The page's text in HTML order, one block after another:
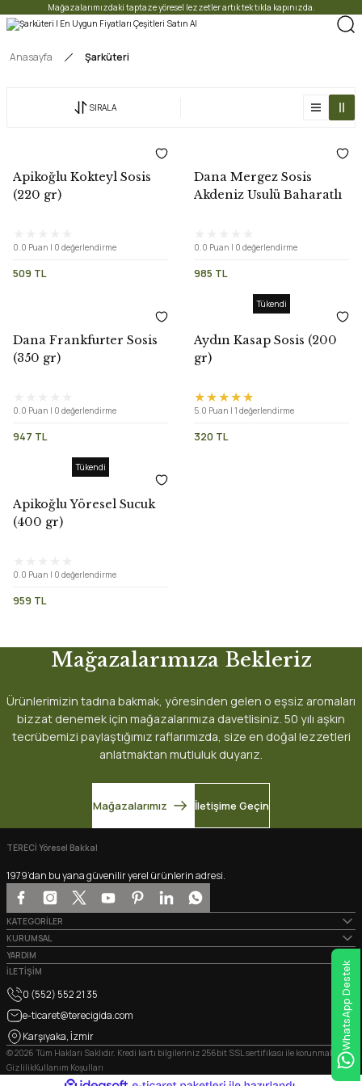
Mağazalarımızdaki taptaze yöresel lezzetler artık tek tıkla kapınızda.
Anasayfa Şarküteri
SIRALA
Apikoğlu Kokteyl Sosis
(220 gr)
0.0 Puan | 0 değerlendirme
509 TL
Dana Mergez Sosis
Akdeniz Usulü Baharatlı
0.0 Puan | 0 değerlendirme
985 TL
Dana Frankfurter Sosis
(350 gr)
0.0 Puan | 0 değerlendirme
947 TL
Tükendi
Aydın Kasap Sosis (200
gr)
5.0 Puan | 1 değerlendirme
320 TL
Tükendi
Apikoğlu Yöresel Sucuk
(400 gr)
0.0 Puan | 0 değerlendirme
959 TL
Mağazalarımıza Bekleriz
Ürünlerimizin tadına bakmak, yöresinden gelen o eşsiz aromaları
bizzat denemek için mağazalarımıza davetlisiniz. 50 yılı aşkın
tecrübemizi paylaştığımız raflarımızda, size en doğal lezzetleri
anlatmaktan mutluluk duyarız.
Mağazalarımız İletişime Geçin
TERECİ Yöresel Bakkal
1979’dan bu yana güvenilir yerel ürünlerin adresi.
KATEGORİLER
KURUMSAL
YARDIM
İLETİŞİM
0 (552) 552 21 35
e-ticaret@terecigida.com
Karşıyaka, İzmir
© 2026 Tüm Hakları Saklıdır. Kredi kartı bilgileriniz 256bit SSL sertifikası ile korunmaktadır.
GizlilikKullanım Koşulları
WhatsApp Destek